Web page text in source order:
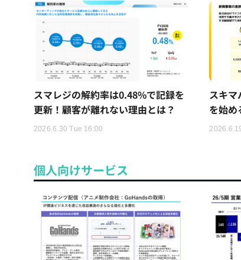
スマレジの解約率は0.48%で記録を
更新！顧客が離れない理由とは？
2026.6.30 Tue 16:00
スキマ
を始め
個人向けサービス